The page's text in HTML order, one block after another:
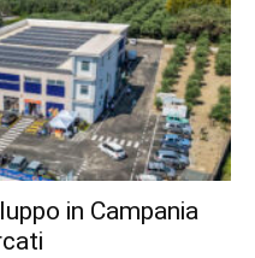
in Campania